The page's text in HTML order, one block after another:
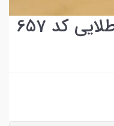
کد 657